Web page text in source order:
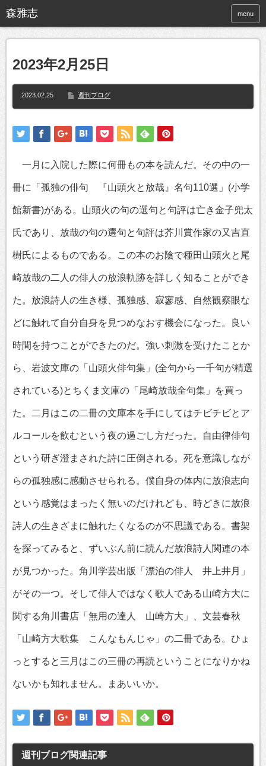
menu
2023年2月25日
2023.02.25 週刊ブログ
一月に入院した際に何冊もの本を読んだ。その中の一
冊に「孤独の俳句 『山頭火と放哉』名句110選」(小学
館新書)がある。山頭火の句の選句と句評は亡き金子兜太
氏であり、放哉の句の選句と句評は芥川賞作家の又吉直
樹氏によるものである。この本のお陰で種田山頭火と尾
崎放哉の二人の俳人の放浪軌跡を詳しく知ることができ
た。放浪詩人の生き様、孤独感、寂寥感、自然観察眼な
どに触れて自分自身を見つめなおす機会になった。良い
時間を持つことができたのだ。強い刺激を受けたことか
ら、岩波文庫の「山頭火俳句集」(全句から一千句が精選
されている)とちくま文庫の「尾崎放哉全句集」を買っ
た。二月はこの二冊の文庫本を手にしてはチビチビとア
ルコールを飲むという夜の過ごし方だった。自由律俳句
という研ぎ澄まされた詩に圧倒される。死を意識しなが
らの孤独感に感動させられる。僕自身の体内に放浪志向
という感覚はまったく無いのだけれども、時どきに放浪
詩人の生きざまに触れたくなるのが不思議である。書架
を探ってみると、ずいぶん前に読んだ放浪詩人関連の本
が見つかった。角川学芸出版「漂泊の俳人 井上井月」
がその一つ。そして俳人ではなく歌人である山崎方大に
関する角川書店「無用の達人 山崎方大」、文芸春秋
「山崎方大歌集 こんなもんじゃ」の二冊である。ひょ
っとすると三月はこの三冊の再読ということになりかね
ないかも知れません。まあいいか。
週刊ブログ関連記事